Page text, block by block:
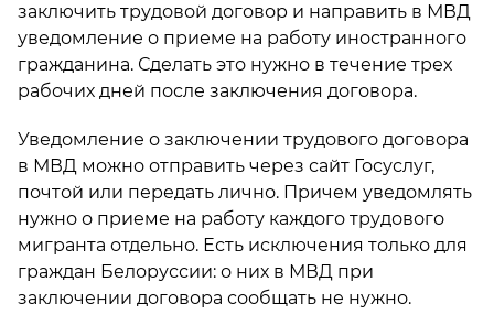
заключить трудовой договор и направить в МВД
уведомление о приеме на работу иностранного
гражданина. Сделать это нужно в течение трех
рабочих дней после заключения договора.
Уведомление о заключении трудового договора
в МВД можно отправить через сайт Госуслуг,
почтой или передать лично. Причем уведомлять
нужно о приеме на работу каждого трудового
мигранта отдельно. Есть исключения только для
граждан Белоруссии: о них в МВД при
заключении договора сообщать не нужно.